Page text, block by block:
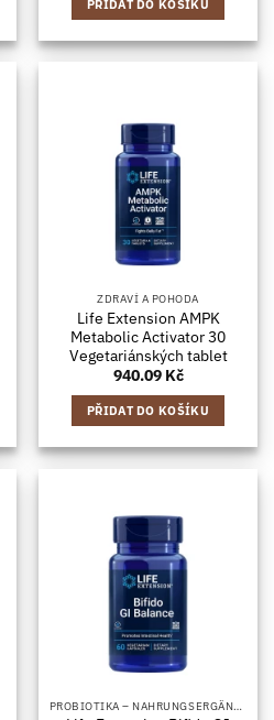
PŘIDAT DO KOŠÍKU
ZDRAVÍ A POHODA
Life Extension AMPK
Metabolic Activator 30
Vegetariánských tablet
940.09 Kč
PŘIDAT DO KOŠÍKU
PROBIOTIKA – NAHRUNGSERGÄNZUNGSMITTEL MIT BAKTERIENKULTUREN, IN KAPSELFORM